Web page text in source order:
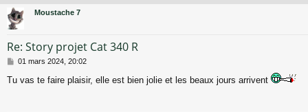
Moustache 7
Re: Story projet Cat 340 R
M
s
01 mars 2024, 20:02
Tu vas te faire plaisir, elle est bien jolie et les beaux jours arrivent